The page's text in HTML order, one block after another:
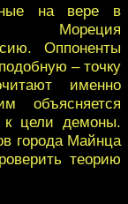
на вере в
Мореция
Оппоненты
– точку
именно
объясняется
к цели демоны.
города Майнца
теорию